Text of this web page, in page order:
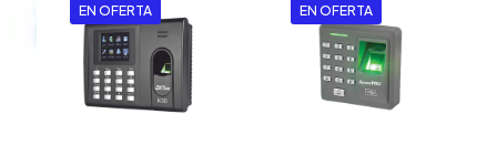
EN OFERTA EN OFERTA